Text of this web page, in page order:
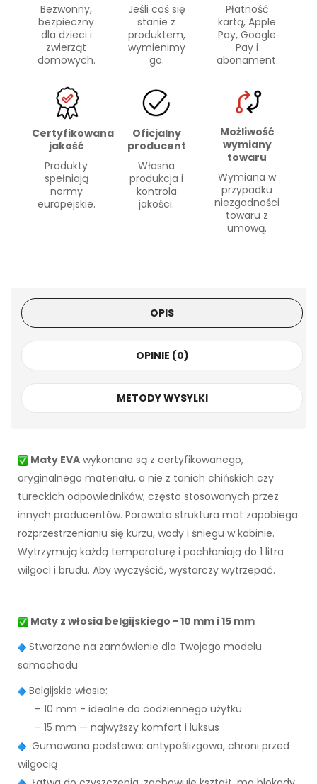
Bezwonny,
bezpieczny
dla dzieci i
zwierząt
domowych.
Jeśli coś się
stanie z
produktem,
wymienimy
go.
Płatność
kartą, Apple
Pay, Google
Pay i
abonament.
Certyfikowana
jakość
Produkty
spełniają
normy
europejskie.
Oficjalny
producent
Własna
produkcja i
kontrola
jakości.
Możliwość
wymiany
towaru
Wymiana w
przypadku
niezgodności
towaru z
umową.
OPIS
OPINIE (0)
METODY WYSYLKI
Maty EVA wykonane są z certyfikowanego,
oryginalnego materiału, a nie z tanich chińskich czy
tureckich odpowiedników, często stosowanych przez
innych producentów. Porowata struktura mat zapobiega
rozprzestrzenianiu się kurzu, wody i śniegu w kabinie.
Wytrzymują każdą temperaturę i pochłaniają do 1 litra
wilgoci i brudu. Aby wyczyścić, wystarczy wytrzepać.
Maty z włosia belgijskiego - 10 mm i 15 mm
Stworzone na zamówienie dla Twojego modelu
samochodu
Belgijskie włosie:
– 10 mm - idealne do codziennego użytku
– 15 mm — najwyższy komfort i luksus
Gumowana podstawa: antypoślizgowa, chroni przed
wilgocią